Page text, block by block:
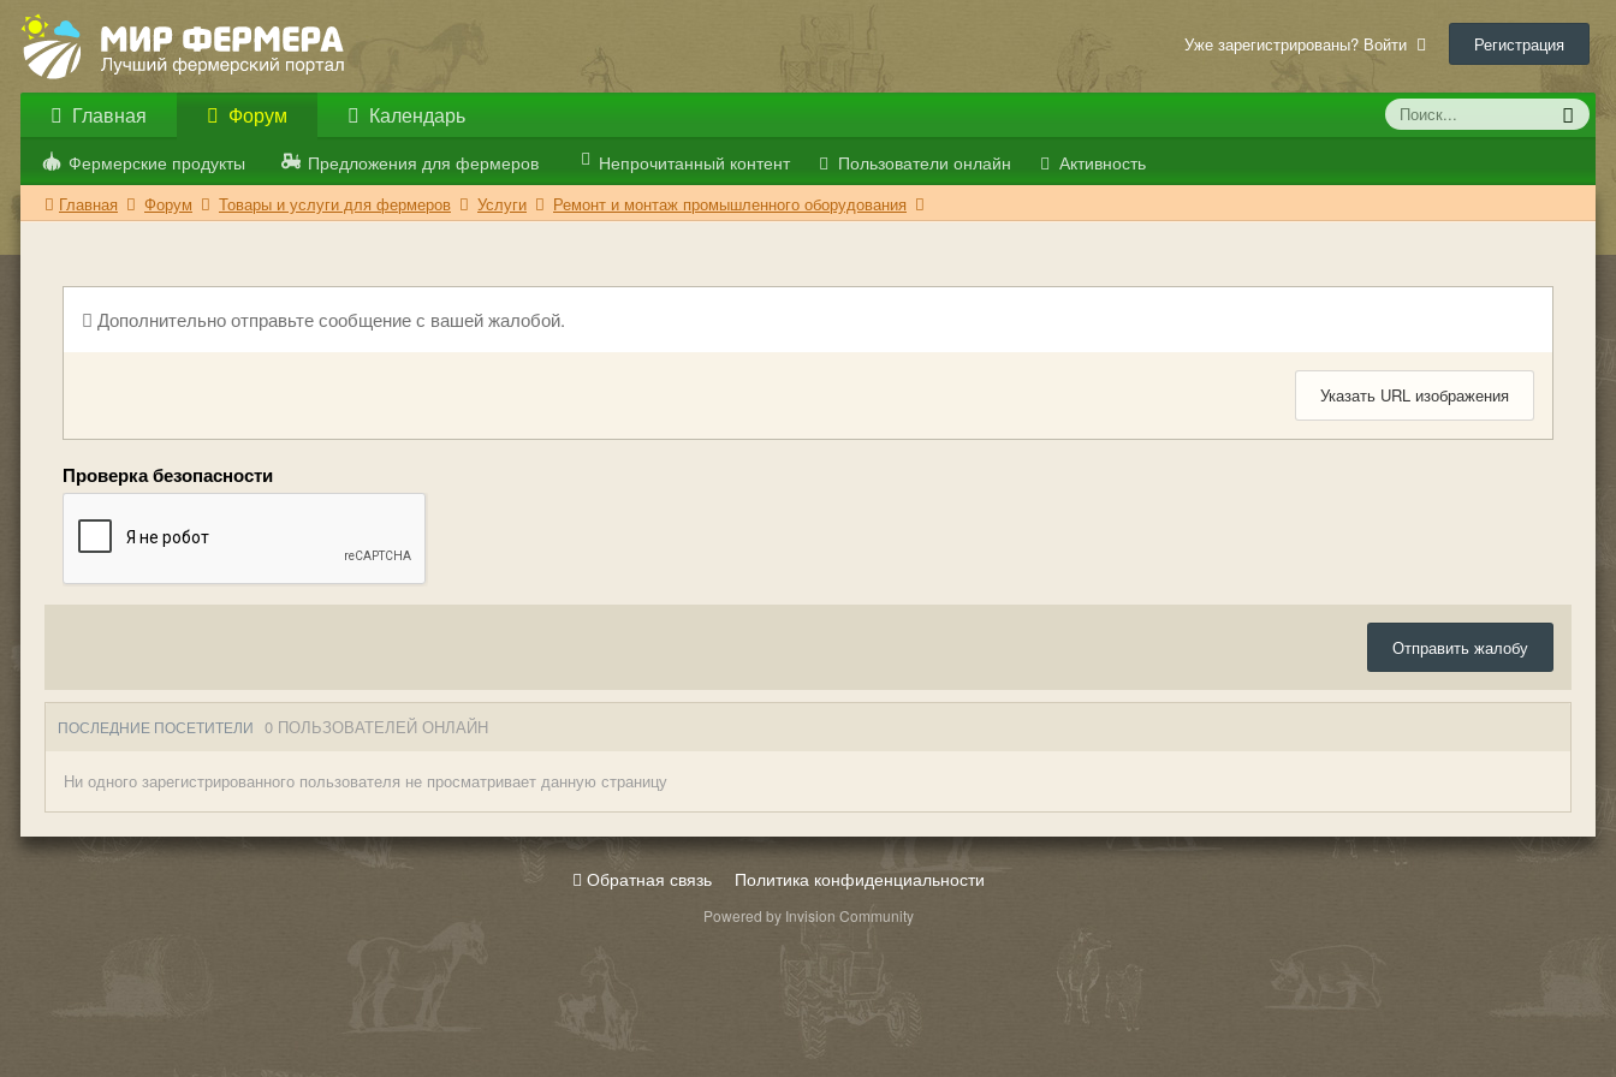
Уже зарегистрированы? Войти Регистрация
Главная Форум
Фермерские продукты Предложения для фермеров Непрочитанный контент Пользователи онлайн Активность
Календарь
Главная Форум Товары и услуги для фермеров Услуги Ремонт и монтаж промышленного оборудования
Дополнительно отправьте сообщение с вашей жалобой.
Указать URL изображения
Проверка безопасности
Отправить жалобу
ПОСЛЕДНИЕ ПОСЕТИТЕЛИ 0 ПОЛЬЗОВАТЕЛЕЙ ОНЛАЙН
Ни одного зарегистрированного пользователя не просматривает данную страницу
Обратная связь Политика конфиденциальности
Powered by Invision Community